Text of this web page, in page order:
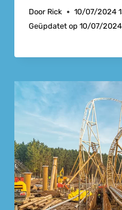
Door Rick
10/07/2024
Geüpdatet op 10/07/2024